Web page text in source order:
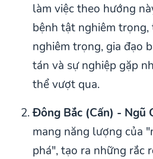
làm việc theo hướng
bệnh tật nghiêm
nghiêm trọng, gia đạo
tán và sự nghiệp gặp
thể vượt qua.
Đông Bắc (Cấn) - Ngũ
mang năng lượng của
phá", tạo ra những rắc